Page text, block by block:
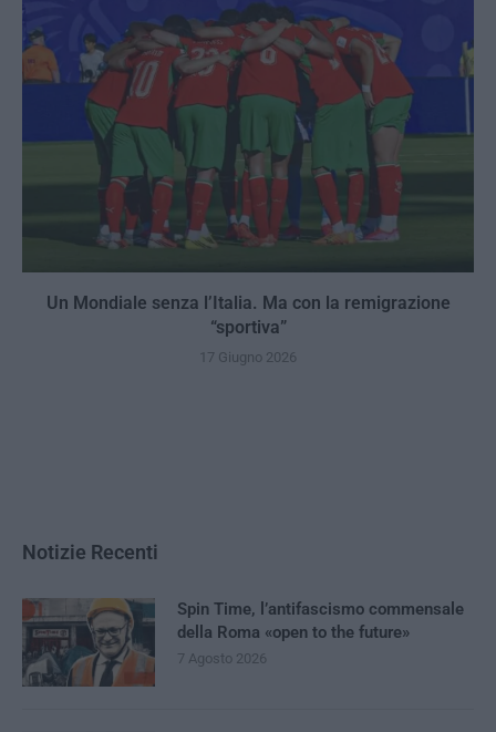
Un Mondiale senza l’Italia. Ma con la remigrazione
“sportiva”
17 Giugno 2026
Notizie Recenti
Spin Time, l’antifascismo commensale
della Roma «open to the future»
7 Agosto 2026